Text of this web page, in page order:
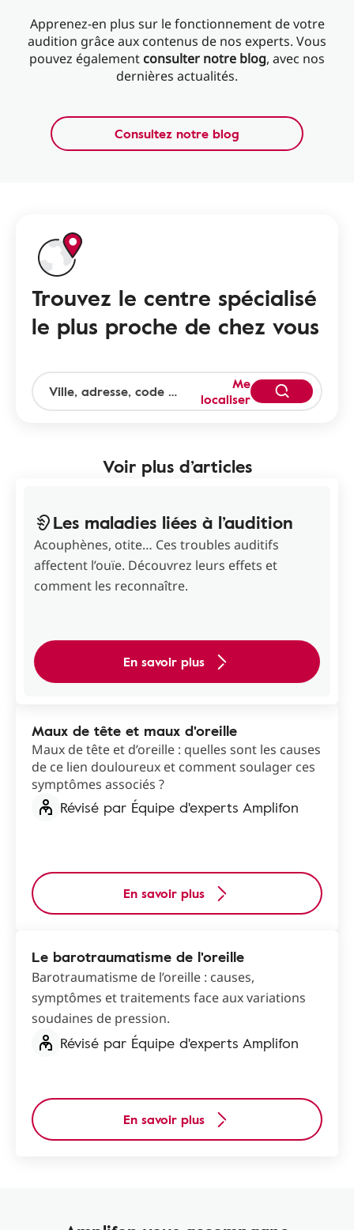
Apprenez-en plus sur le fonctionnement de votre
audition grâce aux contenus de nos experts. Vous
pouvez également consulter notre blog, avec nos
dernières actualités.
Consultez notre blog
Trouvez le centre spécialisé
le plus proche de chez vous
Me
localiser
Voir plus d’articles
Les maladies liées à l’audition
Acouphènes, otite… Ces troubles auditifs
affectent l’ouïe. Découvrez leurs effets et
comment les reconnaître.
En savoir plus
Maux de tête et maux d'oreille
Maux de tête et d’oreille : quelles sont les causes
de ce lien douloureux et comment soulager ces
symptômes associés ?
Révisé par Équipe d'experts Amplifon
En savoir plus
Le barotraumatisme de l'oreille
Barotraumatisme de l’oreille : causes,
symptômes et traitements face aux variations
soudaines de pression.
Révisé par Équipe d'experts Amplifon
En savoir plus